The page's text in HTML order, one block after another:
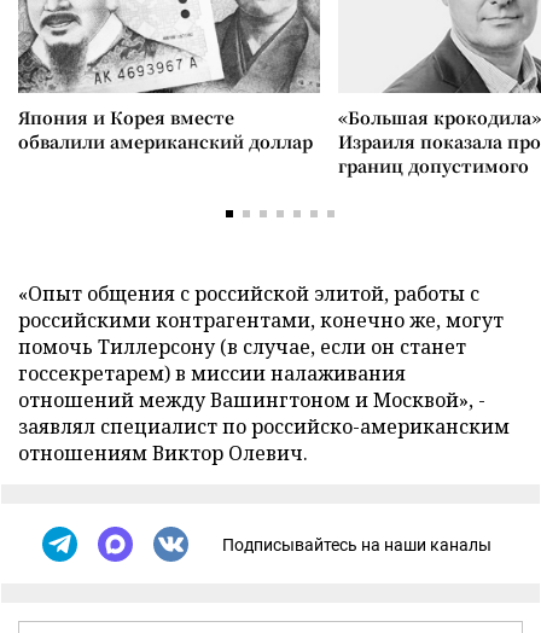
Япония и Корея вместе
обвалили американский доллар
«Большая
Израиля показала
границ допустимого
«Опыт общения с российской элитой, работы с
российскими контрагентами, конечно же, могут
помочь Тиллерсону (в случае, если он станет
госсекретарем) в миссии налаживания
отношений между Вашингтоном и Москвой», -
заявлял специалист по российско-американским
отношениям Виктор Олевич.
Подписывайтесь на наши каналы